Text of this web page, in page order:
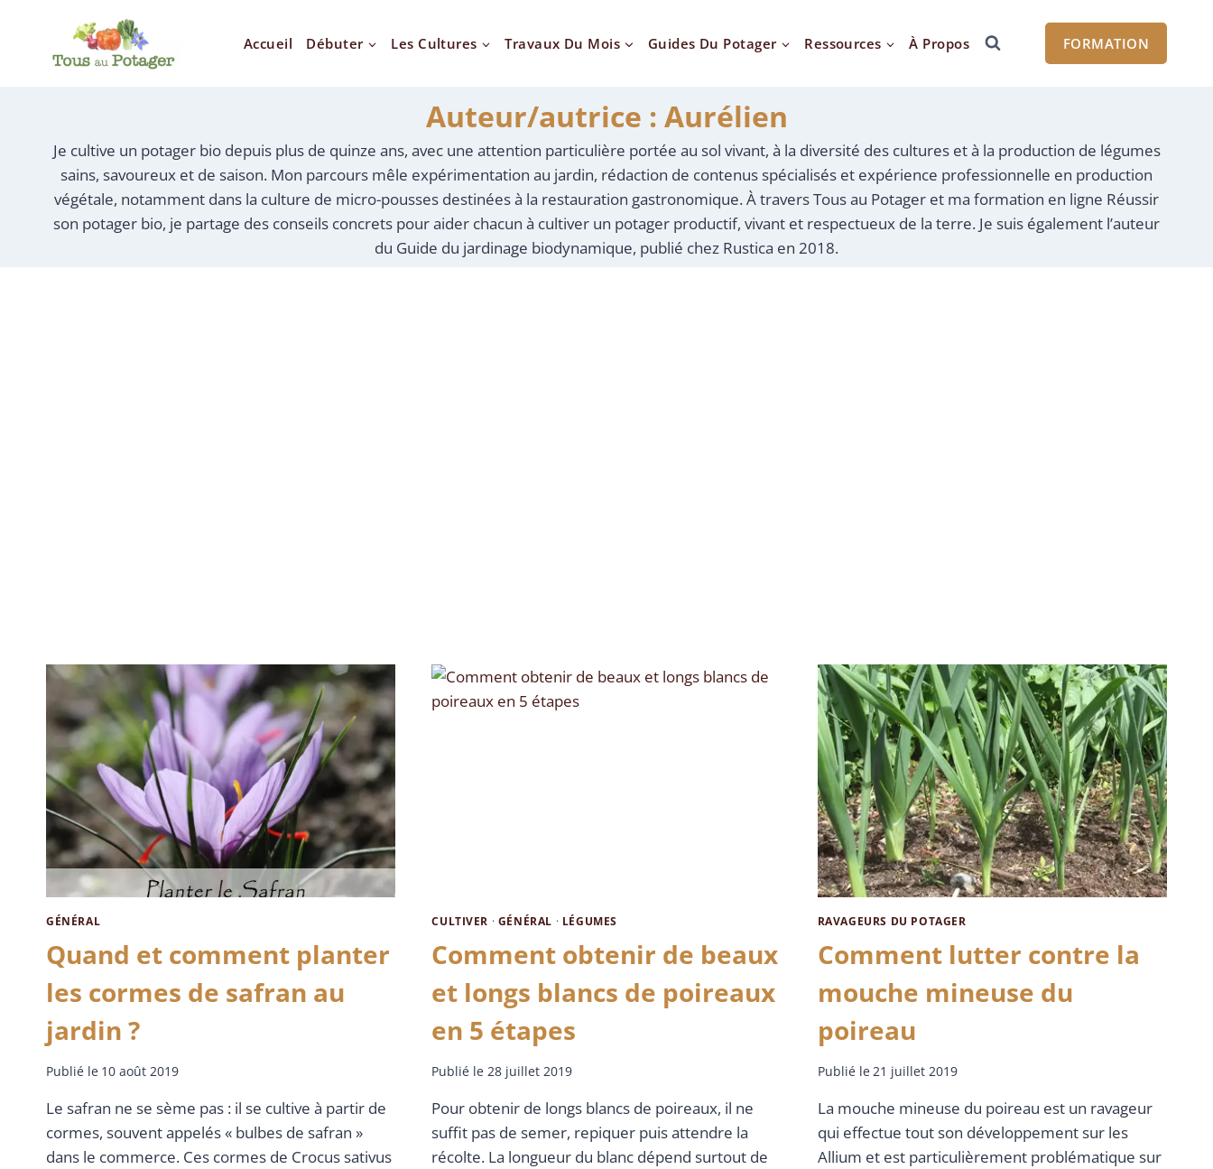
Accueil Débuter Les Cultures Travaux Du Mois Guides Du Potager Ressources À Propos FORMATION
Auteur/autrice : Aurélien
Je cultive un potager bio depuis plus de quinze ans, avec une attention particulière portée au sol vivant, à la diversité des cultures et à la production de légumes
sains, savoureux et de saison. Mon parcours mêle expérimentation au jardin, rédaction de contenus spécialisés et expérience professionnelle en production
végétale, notamment dans la culture de micro-pousses destinées à la restauration gastronomique. À travers Tous au Potager et ma formation en ligne Réussir
son potager bio, je partage des conseils concrets pour aider chacun à cultiver un potager productif, vivant et respectueux de la terre. Je suis également l’auteur
du Guide du jardinage biodynamique, publié chez Rustica en 2018.
GÉNÉRAL
Quand et comment planter
les cormes de safran au
jardin ?
Publié le 10 août 2019
Le safran ne se sème pas : il se cultive à partir de
cormes, souvent appelés « bulbes de safran »
dans le commerce. Ces cormes de Crocus sativus
CULTIVER · GÉNÉRAL · LÉGUMES
Comment obtenir de beaux
et longs blancs de poireaux
en 5 étapes
Publié le 28 juillet 2019
Pour obtenir de longs blancs de poireaux, il ne
suffit pas de semer, repiquer puis attendre la
récolte. La longueur du blanc dépend surtout de
RAVAGEURS DU POTAGER
Comment lutter contre la
mouche mineuse du
poireau
Publié le 21 juillet 2019
La mouche mineuse du poireau est un ravageur
qui effectue tout son développement sur les
Allium et est particulièrement problématique sur